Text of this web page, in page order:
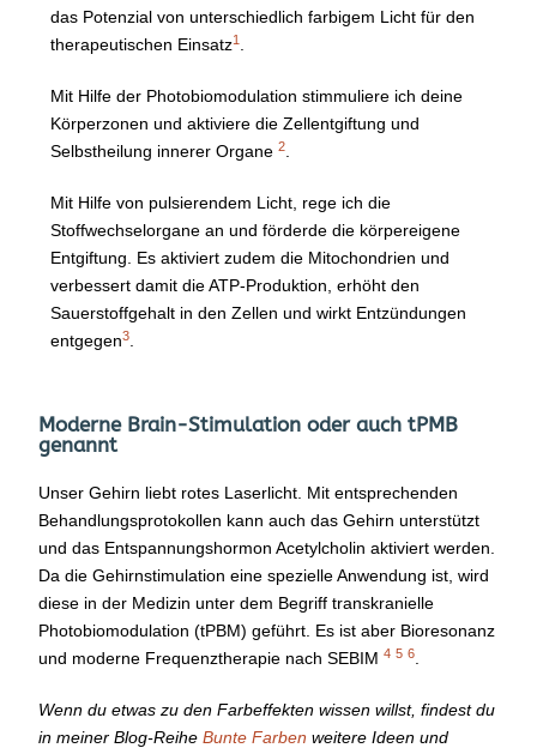
das Potenzial von unterschiedlich farbigem Licht für den
therapeutischen Einsatz1
Mit Hilfe der Photobiomodulation stimmuliere ich deine
Körperzonen und aktiviere die Zellentgiftung und
Selbstheilung innerer Organe2
Mit Hilfe von pulsierendem Licht, rege ich die
Stoffwechselorgane an und förderde die körpereigene
Entgiftung. Es aktiviert zudem die Mitochondrien und
verbessert damit die ATP-Produktion, erhöht den
Sauerstoffgehalt in den Zellen und wirkt Entzündungen
entgegen3
Moderne Brain-Stimulation oder auch tPMB
genannt
Unser Gehirn liebt rotes Laserlicht. Mit entsprechenden
Behandlungsprotokollen kann auch das Gehirn unterstützt
und das Entspannungshormon Acetylcholin aktiviert werden.
Da die Gehirnstimulation eine spezielle Anwendung ist, wird
diese in der Medizin unter dem Begriff transkranielle
Photobiomodulation (tPBM) geführt. Es ist aber Bioresonanz
und moderne Frequenztherapie nach SEBIM4 5 6
Wenn du etwas zu den Farbeffekten wissen willst, findest du
in meiner Blog-ReiheBunte Farben weitere Ideen und